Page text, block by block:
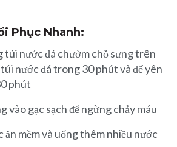
Phục Nhanh:
túi nước đá chườm chỗ sưng trên
nước đá trong 30 phút và để yên
phút
vào gạc sạch để ngừng chảy máu
ăn mềm và uống thêm nhiều nước